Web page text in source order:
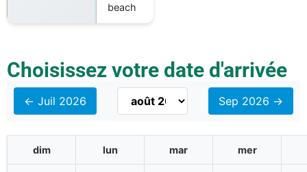
beach
Choisissez votre date d'arrivée
← Juil 2026 Sep 2026 →
dim lun mar mer